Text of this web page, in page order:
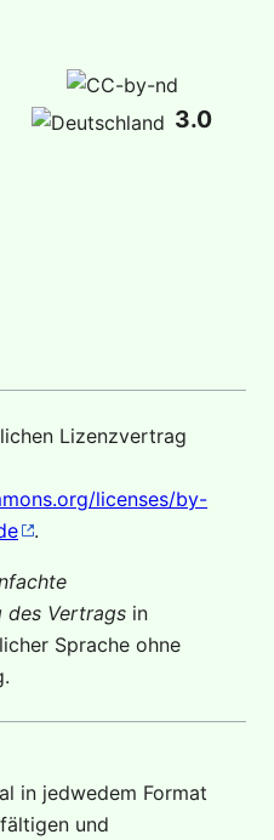
3.0
Lizenzvertrag
licenses/by-
.
des Vertrags in
Sprache ohne
in jedwedem Format
und